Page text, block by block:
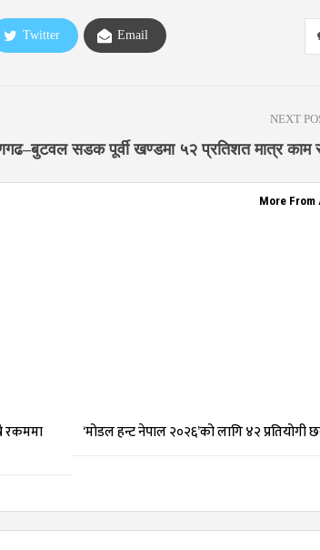
Twitter Email
NEXT
सडक पूर्वी खण्डमा ५२ प्रतिशत मात्र काम
More From
रकममा
‘मोडल हन्ट नेपाल २०२६’को लागि ४२ प्रतियोगी